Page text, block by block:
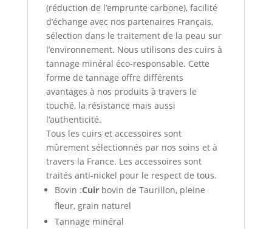
(réduction de l’emprunte carbone), facilité
d’échange avec nos partenaires Français,
sélection dans le traitement de la peau sur
l’environnement. Nous utilisons des cuirs à
tannage minéral éco-responsable. Cette
forme de tannage offre différents
avantages à nos produits à travers le
touché, la résistance mais aussi
l’authenticité.
Tous les cuirs et accessoires sont
mûrement sélectionnés par nos soins et à
travers la France. Les accessoires sont
traités anti-nickel pour le respect de tous.
Bovin :Cuirbovin de Taurillon, pleine
fleur, grain naturel
Tannage minéral